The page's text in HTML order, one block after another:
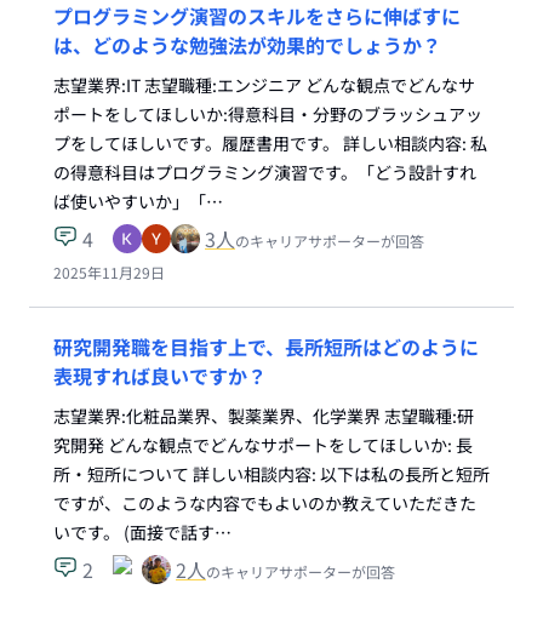
プログラミング演習のスキルをさらに伸ばすに
は、どのような勉強法が効果的でしょうか？
志望業界:IT 志望職種:エンジニア どんな観点でどんなサ
ポートをしてほしいか:得意科目・分野のブラッシュアッ
プをしてほしいです。履歴書用です。 詳しい相談内容: 私
の得意科目はプログラミング演習です。「どう設計すれ
ば使いやすいか」「…
4 3人のキャリアサポーターが回答
2025年11月29日
研究開発職を目指す上で、長所短所はどのように
表現すれば良いですか？
志望業界:化粧品業界、製薬業界、化学業界 志望職種:研
究開発 どんな観点でどんなサポートをしてほしいか: 長
所・短所について 詳しい相談内容: 以下は私の長所と短所
ですが、このような内容でもよいのか教えていただきた
いです。 (面接で話す…
2 2人のキャリアサポーターが回答